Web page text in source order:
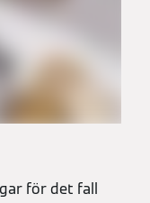
för det fall